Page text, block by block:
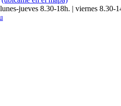
jueves 8.30-18h. | viernes 8.30-